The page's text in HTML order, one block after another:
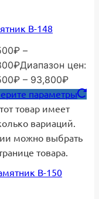
В-148
₽ –
₽Диапазон цен:
– 93,800₽
параметры
товар имеет
вариаций.
можно выбрать
товара.